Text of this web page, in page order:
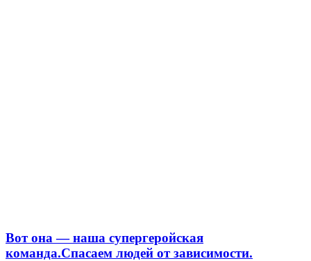
Вот она — наша супергеройская
команда.Спасаем людей от зависимости.